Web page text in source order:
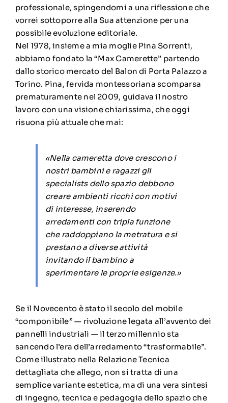
professionale, spingendomi a una riflessione che
vorrei sottoporre alla Sua attenzione per una
possibile evoluzione editoriale.
Nel 1978, insieme a mia moglie Pina Sorrenti,
abbiamo fondato la “Max Camerette” partendo
dallo storico mercato del Balon di Porta Palazzo a
Torino. Pina, fervida montessoriana scomparsa
prematuramente nel 2009, guidava il nostro
lavoro con una visione chiarissima, che oggi
risuona più attuale che mai:
«Nella cameretta dove crescono i
nostri bambini e ragazzi gli
specialists dello spazio debbono
creare ambienti ricchi con motivi
di interesse, inserendo
arredamenti con tripla funzione
che raddoppiano la metratura e si
prestano a diverse attività
invitando il bambino a
sperimentare le proprie esigenze.»
Se il Novecento è stato il secolo del mobile
“componibile” — rivoluzione legata all’avvento dei
pannelli industriali — il terzo millennio sta
sancendo l’era dell’arredamento “trasformabile”.
Come illustrato nella Relazione Tecnica
dettagliata che allego, non si tratta di una
semplice variante estetica, ma di una vera sintesi
di ingegno, tecnica e pedagogia dello spazio che